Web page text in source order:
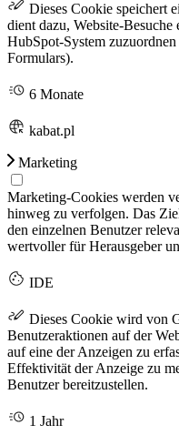
Dieses Cookie speichert
dient dazu, Website-
HubSpot-System
Formulars).
6 Monate
kabat.pl
Marketing
Marketing-Cookies werden
hinweg zu verfolgen. Das
den einzelnen Benutzer
wertvoller für Herausgeber
IDE
Dieses Cookie wird von
Benutzeraktionen auf der
auf eine der Anzeigen zu
Effektivität der Anzeige zu
Benutzer bereitzustellen.
1 Jahr